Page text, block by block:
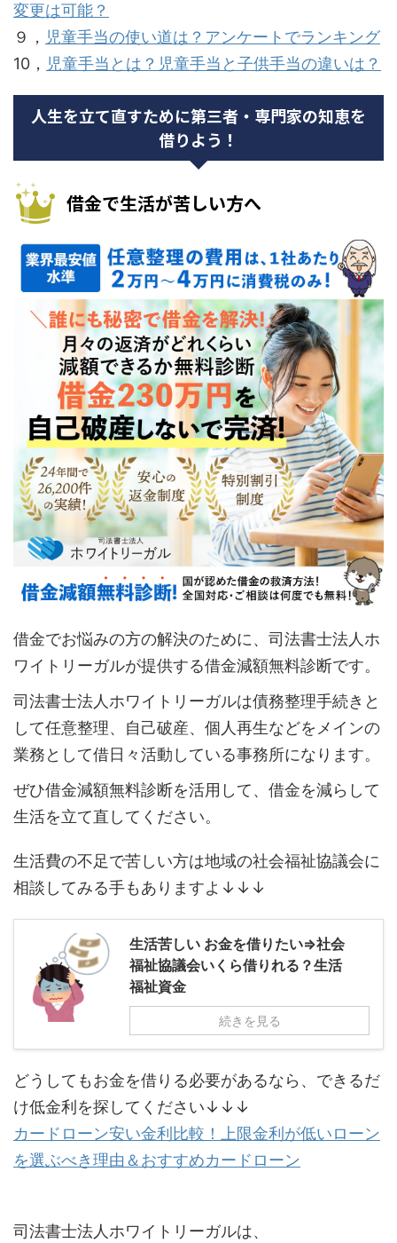
変更は可能？
９， 児童手当の使い道は？アンケートでランキング
10， 児童手当とは？児童手当と子供手当の違いは？
人生を立て直すために第三者・専門家の知恵を
借りよう！
借金で生活が苦しい方へ
借金でお悩みの方の解決のために、司法書士法人ホ
ワイトリーガルが提供する借金減額無料診断です。
司法書士法人ホワイトリーガルは債務整理手続きと
して任意整理、自己破産、個人再生などをメインの
業務として借日々活動している事務所になります。
ぜひ借金減額無料診断を活用して、借金を減らして
生活を立て直してください。
生活費の不足で苦しい方は地域の社会福祉協議会に
相談してみる手もありますよ↓↓↓
生活苦しい お金を借りたい⇒社会
福祉協議会いくら借りれる？生活
福祉資金
続きを見る
どうしてもお金を借りる必要があるなら、できるだ
け低金利を探してください↓↓↓
カードローン安い金利比較！上限金利が低いローン
を選ぶべき理由＆おすすめカードローン
司法書士法人ホワイトリーガルは、